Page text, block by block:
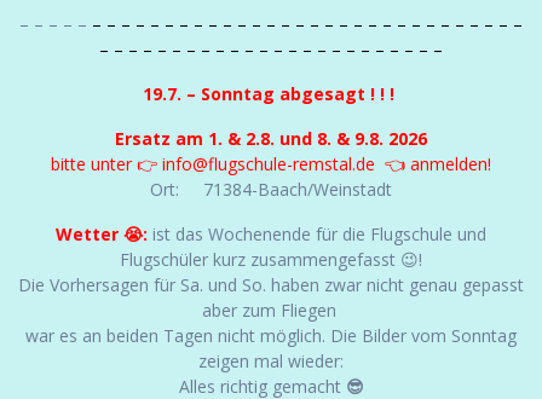
– – – – – – – – – – – – – – – – – – – – – – – – – – – – – – – – – – –
– – – – – – – – – – – – – – – – – – – – – – – –
19.7. – Sonntag abgesagt ! ! !
Ersatz am 1. & 2.8. und 8. & 9.8. 2026
bitte unter 👉 info@flugschule-remstal.de 👈 anmelden!
Ort: 71384-Baach/Weinstadt
Wetter 😭: ist das Wochenende für die Flugschule und
Flugschüler kurz zusammengefasst 😉!
Die Vorhersagen für Sa. und So. haben zwar nicht genau gepasst
aber zum Fliegen
war es an beiden Tagen nicht möglich. Die Bilder vom Sonntag
zeigen mal wieder:
Alles richtig gemacht 😎